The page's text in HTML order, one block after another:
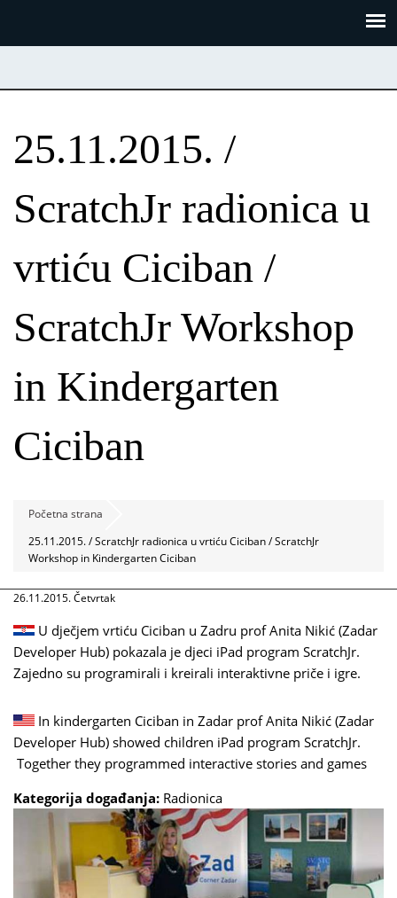
25.11.2015. /
ScratchJr radionica u
vrtiću Ciciban /
ScratchJr Workshop
in Kindergarten
Ciciban
Početna strana
25.11.2015. / ScratchJr radionica u vrtiću Ciciban / ScratchJr
Workshop in Kindergarten Ciciban
26.11.2015. Četvrtak
U dječjem vrtiću Ciciban u Zadru prof Anita Nikić (Zadar
Developer Hub) pokazala je djeci iPad program ScratchJr.
Zajedno su programirali i kreirali interaktivne priče i igre.
In kindergarten Ciciban in Zadar prof Anita Nikić (Zadar
Developer Hub) showed children iPad program ScratchJr.
Together they programmed interactive stories and games
Kategorija događanja: Radionica